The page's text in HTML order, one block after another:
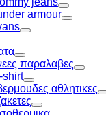
Toggle
armour
Toggle
Toggle
Toggle
παραλαβες
Toggle
shirt
Toggleαθλητικες
Toggle